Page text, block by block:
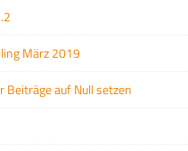
März 2019
Beiträge auf Null setzen